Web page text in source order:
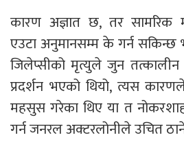
कारण अज्ञात छ, तर सामरिक
एउटा अनुमानसम्म के गर्न सकिन्छ
जिलेप्सीको मृत्युले जुन तत्कालीन
प्रदर्शन भएको थियो, त्यस
महसुस गरेका थिए या त
गर्न जनरल अक्टरलोनीले उचित